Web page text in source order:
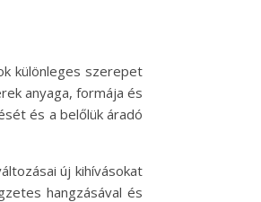
különleges szerepet
anyaga, formája és
és a belőlük áradó
új kihívásokat
hangzásával és